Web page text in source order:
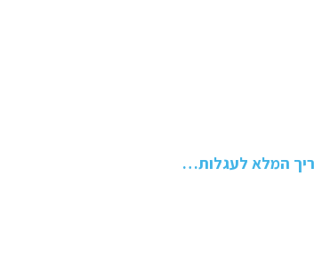
המלא לעגלות…